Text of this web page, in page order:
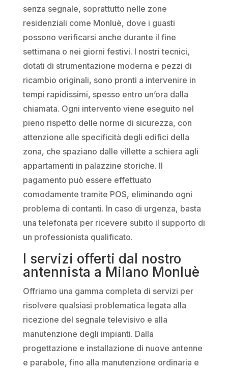
senza segnale, soprattutto nelle zone
residenziali come Monluè, dove i guasti
possono verificarsi anche durante il fine
settimana o nei giorni festivi. I nostri tecnici,
dotati di strumentazione moderna e pezzi di
ricambio originali, sono pronti a intervenire in
tempi rapidissimi, spesso entro un’ora dalla
chiamata. Ogni intervento viene eseguito nel
pieno rispetto delle norme di sicurezza, con
attenzione alle specificità degli edifici della
zona, che spaziano dalle villette a schiera agli
appartamenti in palazzine storiche. Il
pagamento può essere effettuato
comodamente tramite POS, eliminando ogni
problema di contanti. In caso di urgenza, basta
una telefonata per ricevere subito il supporto di
un professionista qualificato.
I servizi offerti dal nostro
antennista a Milano Monluè
Offriamo una gamma completa di servizi per
risolvere qualsiasi problematica legata alla
ricezione del segnale televisivo e alla
manutenzione degli impianti. Dalla
progettazione e installazione di nuove antenne
e parabole, fino alla manutenzione ordinaria e